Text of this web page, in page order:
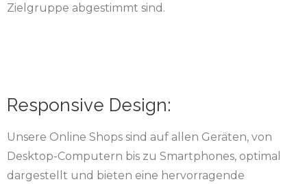
Zielgruppe abgestimmt sind.
Responsive Design:
Unsere Online Shops sind auf allen Geräten, von
Desktop-Computern bis zu Smartphones, optimal
dargestellt und bieten eine hervorragende